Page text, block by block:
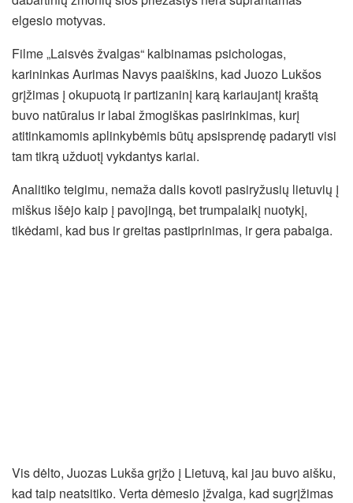
elgesio motyvas.
Filme „Laisvės žvalgas“ kalbinamas psichologas,
karininkas Aurimas Navys paaiškins, kad Juozo Lukšos
grįžimas į okupuotą ir partizaninį karą kariaujantį kraštą
buvo natūralus ir labai žmogiškas pasirinkimas, kurį
atitinkamomis aplinkybėmis būtų apsisprendę padaryti visi
tam tikrą užduotį vykdantys kariai.
Analitiko teigimu, nemaža dalis kovoti pasiryžusių lietuvių į
miškus išėjo kaip į pavojingą, bet trumpalaikį nuotykį,
tikėdami, kad bus ir greitas pastiprinimas, ir gera pabaiga.
Vis dėlto, Juozas Lukša grįžo į Lietuvą, kai jau buvo aišku,
kad taip neatsitiko. Verta dėmesio įžvalga, kad sugrįžimas